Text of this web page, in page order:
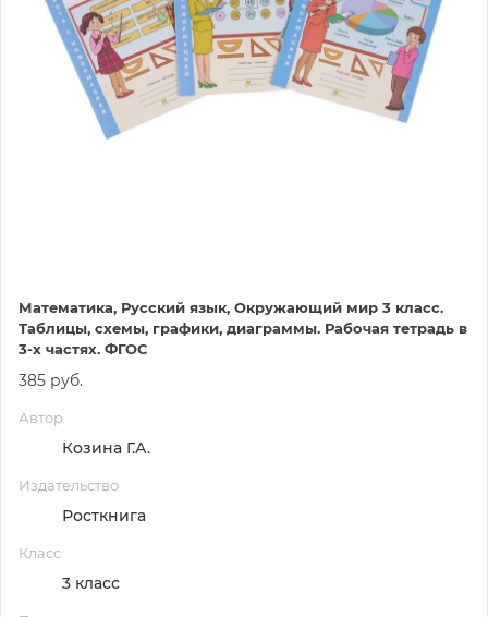
Математика, Русский язык, Окружающий мир 3 класс.
Таблицы, схемы, графики, диаграммы. Рабочая тетрадь в
3-х частях. ФГОС
385 руб.
Автор
Козина Г.А.
Издательство
Росткнига
Класс
3 класс